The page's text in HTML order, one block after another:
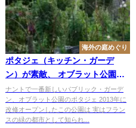
海外の庭めぐり
ポタジェ（キッチン・ガーデ
ン）が素敵、 オブラット公園の
ファミリーガーデン
ナントで一番新しいパブリック・ガーデ
ン、オブラット公園のポタジェ 2013年に
改修オープンしたこの公園は 実はフラン
スの緑の都市として知られ...